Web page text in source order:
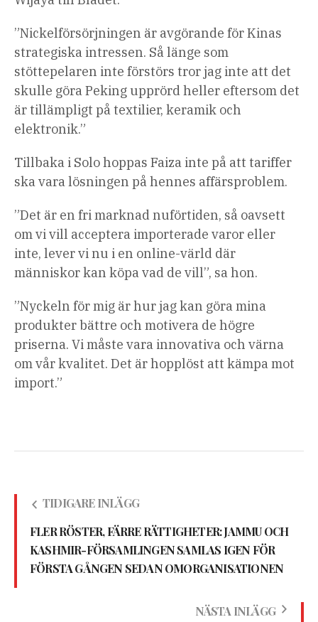
”Nickelförsörjningen är avgörande för Kinas
strategiska intressen. Så länge som
stöttepelaren inte förstörs tror jag inte att det
skulle göra Peking upprörd heller eftersom det
är tillämpligt på textilier, keramik och
elektronik.”
Tillbaka i Solo hoppas Faiza inte på att tariffer
ska vara lösningen på hennes affärsproblem.
”Det är en fri marknad nuförtiden, så oavsett
om vi vill acceptera importerade varor eller
inte, lever vi nu i en online-värld där
människor kan köpa vad de vill”, sa hon.
”Nyckeln för mig är hur jag kan göra mina
produkter bättre och motivera de högre
priserna. Vi måste vara innovativa och värna
om vår kvalitet. Det är hopplöst att kämpa mot
import.”
TIDIGARE INLÄGG
FLER RÖSTER, FÄRRE RÄTTIGHETER: JAMMU OCH
KASHMIR-FÖRSAMLINGEN SAMLAS IGEN FÖR
FÖRSTA GÅNGEN SEDAN OMORGANISATIONEN
NÄSTA INLÄGG